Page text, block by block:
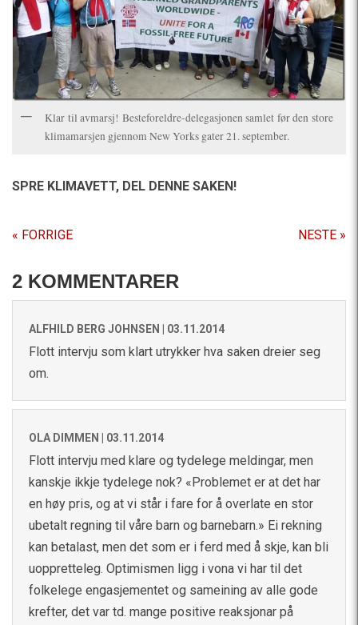
Klar til avmarsj! Besteforeldre-delegasjonen samlet før den store
klimamarsjen gjennom New Yorks gater 21. september.
SPRE KLIMAVETT, DEL DENNE SAKEN!
« FORRIGE NESTE »
2 KOMMENTARER
ALFHILD BERG JOHNSEN | 03.11.2014
Flott intervju som klart utrykker hva saken dreier seg
om.
OLA DIMMEN | 03.11.2014
Flott intervju med klare og tydelege meldingar, men
kanskje ikkje tydelege nok? «Problemet er at det har
en høy pris, og at vi står i fare for å overlate en stor
ubetalt regning til våre barn og barnebarn.» Ei rekning
kan betalast, men det som er i ferd med å skje, kan bli
uoppretteleg. Optimismen ligg i vona vi har til det
folkelege engasjementet og sameining av alle gode
krefter, det var td. mange positive reaksjonar på